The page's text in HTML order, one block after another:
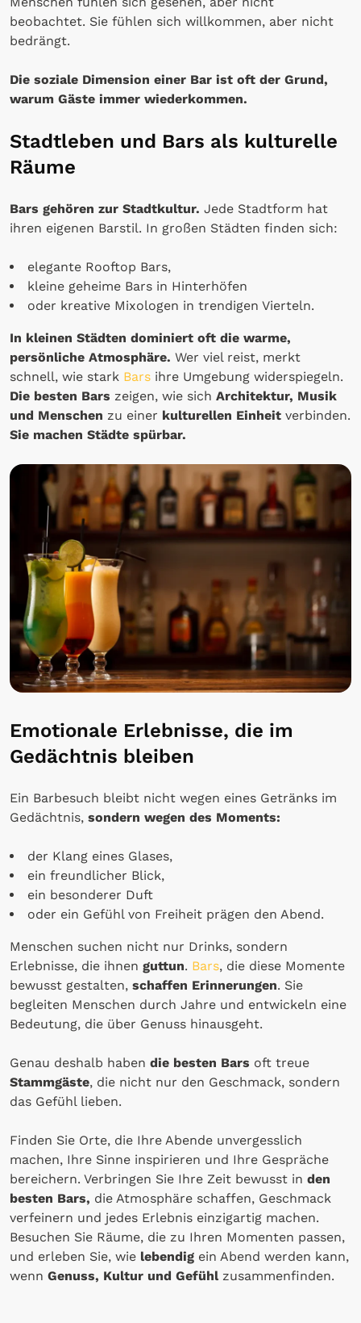
beobachtet. Sie fühlen sich willkommen, aber nicht
bedrängt.
Die soziale Dimension einer Bar ist oft der Grund,
warum Gäste immer wiederkommen.
Stadtleben und Bars als kulturelle
Räume
Bars gehören zur Stadtkultur. Jede Stadtform hat
ihren eigenen Barstil. In großen Städten finden sich:
elegante Rooftop Bars,
kleine geheime Bars in Hinterhöfen
oder kreative Mixologen in trendigen Vierteln.
In kleinen Städten dominiert oft die warme,
persönliche Atmosphäre. Wer viel reist, merkt
schnell, wie stark Bars ihre Umgebung widerspiegeln.
Die besten Bars zeigen, wie sich Architektur, Musik
und Menschen zu einer kulturellen Einheit verbinden.
Sie machen Städte spürbar.
Emotionale Erlebnisse, die im
Gedächtnis bleiben
Ein Barbesuch bleibt nicht wegen eines Getränks im
Gedächtnis, sondern wegen des Moments:
der Klang eines Glases,
ein freundlicher Blick,
ein besonderer Duft
oder ein Gefühl von Freiheit prägen den Abend.
Menschen suchen nicht nur Drinks, sondern
Erlebnisse, die ihnen guttun. Bars, die diese Momente
bewusst gestalten, schaffen Erinnerungen. Sie
begleiten Menschen durch Jahre und entwickeln eine
Bedeutung, die über Genuss hinausgeht.
Genau deshalb haben die besten Bars oft treue
Stammgäste, die nicht nur den Geschmack, sondern
das Gefühl lieben.
Finden Sie Orte, die Ihre Abende unvergesslich
machen, Ihre Sinne inspirieren und Ihre Gespräche
bereichern. Verbringen Sie Ihre Zeit bewusst in den
besten Bars, die Atmosphäre schaffen, Geschmack
verfeinern und jedes Erlebnis einzigartig machen.
Besuchen Sie Räume, die zu Ihren Momenten passen,
und erleben Sie, wie lebendig ein Abend werden kann,
wenn Genuss, Kultur und Gefühlzusammenfinden.